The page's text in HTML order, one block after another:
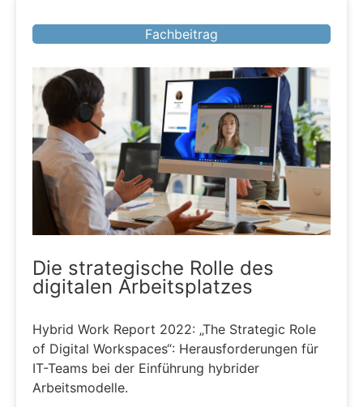
Fachbeitrag
Die strategische Rolle des
digitalen Arbeitsplatzes
Hybrid Work Report 2022: „The Strategic Role
of Digital Workspaces“: Herausforderungen für
IT-Teams bei der Einführung hybrider
Arbeitsmodelle.